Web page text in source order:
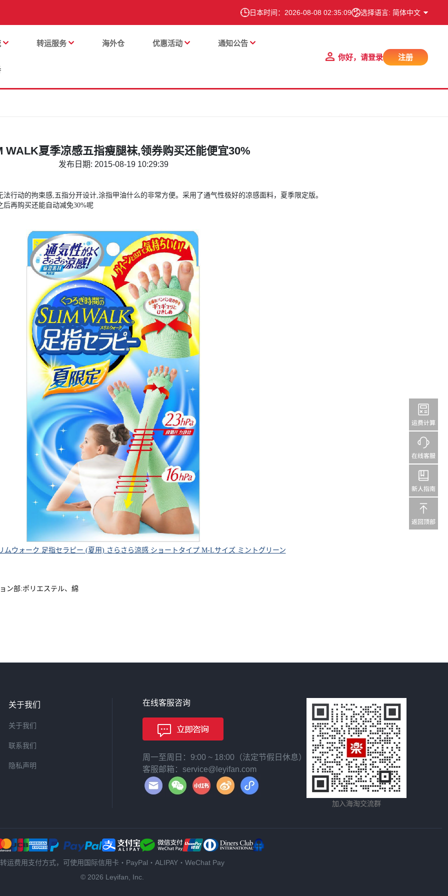
日本时间： 2026-08-08 02:35:09 选择语言: 简体中文
转运服务 海外仓 优惠活动 通知公告
你好，请登录 注册
WALK夏季凉感五指瘦腿袜,领券购买还能便宜30%
发布日期: 2015-08-19 10:29:39
行动的拘束感,五指分开设计,涂指甲油什么的非常方便。采用了通气性极好的凉感面料，夏季限定版。
再购买还能自动减免30%呢
ムウォーク 足指セラピー (夏用) さらさら涼感 ショートタイプ M-Lサイズ ミントグリーン
ン部:ポリエステル、綿
关于我们
关于我们
联系我们
隐私声明
在线客服咨询
周一至周日：9:00 ~ 18:00（法定节假日休息）
客服邮箱：service@leyifan.com
加入海淘交流群
转运费用支付方式，可使用国际信用卡・PayPal・ALIPAY・WeChat Pay
© 2026 Leyifan, Inc.